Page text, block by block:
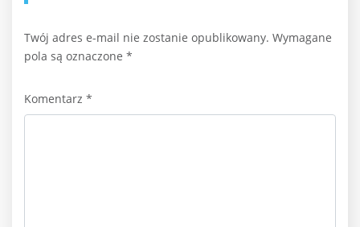
Twój adres e-mail nie zostanie opublikowany. Wymagane
pola są oznaczone *
Komentarz *